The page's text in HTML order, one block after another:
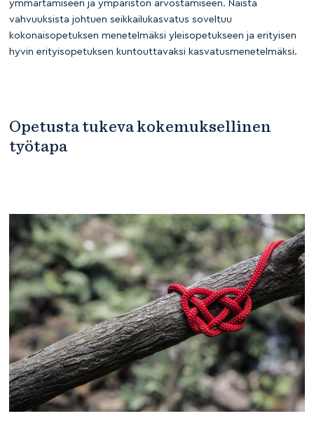
ymmärtämiseen ja ympäristön arvostamiseen. Näistä
vahvuuksista johtuen seikkailukasvatus soveltuu
kokonaisopetuksen menetelmäksi yleisopetukseen ja erityisen
hyvin erityisopetuksen kuntouttavaksi kasvatusmenetelmäksi.
Opetusta tukeva kokemuksellinen
työtapa